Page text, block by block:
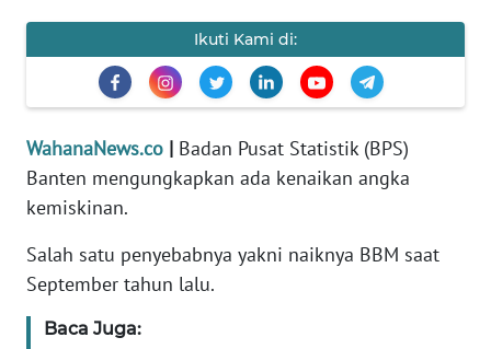
Ikuti Kami di:
WahanaNews.co | Badan Pusat Statistik (BPS)
Banten mengungkapkan ada kenaikan angka
kemiskinan.
Salah satu penyebabnya yakni naiknya BBM saat
September tahun lalu.
Baca Juga:
PENDIDIKAN
OLAHRAGA
OPINI
EDITORIAL
Informasi
BERITA